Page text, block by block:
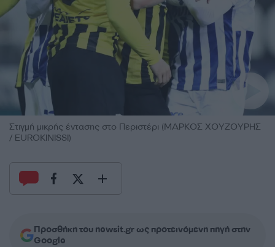
Στιγμή μικρής έντασης στο Περιστέρι (ΜΑΡΚΟΣ ΧΟΥΖΟΥΡΗΣ
/ EUROKINISSI)
Προσθήκη του newsit.gr ως προτεινόμενη πηγή στην
Google